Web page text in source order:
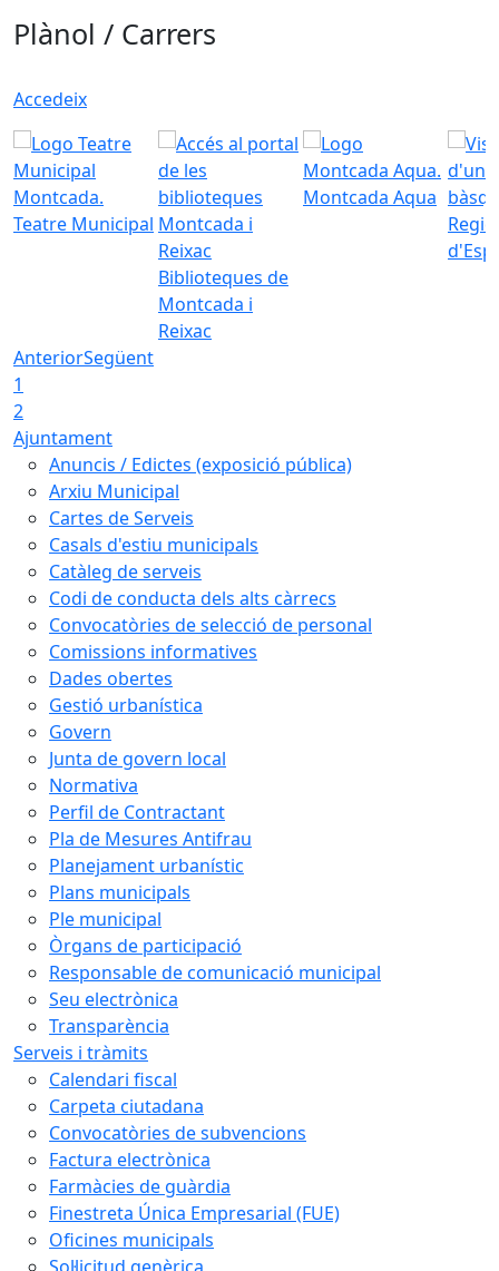
Plànol / Carrers
Accedeix
Teatre Municipal
Biblioteques de
Montcada i
Reixac
Montcada Aqua
AnteriorSegüent
1
2
Ajuntament
Anuncis / Edictes (exposició pública)
Arxiu Municipal
Cartes de Serveis
Casals d'estiu municipals
Catàleg de serveis
Codi de conducta dels alts càrrecs
Convocatòries de selecció de personal
Comissions informatives
Dades obertes
Gestió urbanística
Govern
Junta de govern local
Normativa
Perfil de Contractant
Pla de Mesures Antifrau
Planejament urbanístic
Plans municipals
Ple municipal
Òrgans de participació
Responsable de comunicació municipal
Seu electrònica
Transparència
Serveis i tràmits
Calendari fiscal
Carpeta ciutadana
Convocatòries de subvencions
Factura electrònica
Farmàcies de guàrdia
Finestreta Única Empresarial (FUE)
Oficines municipals